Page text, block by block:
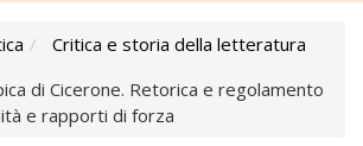
Critica e storia della letteratura
di Cicerone. Retorica e regolamento
e rapporti di forza